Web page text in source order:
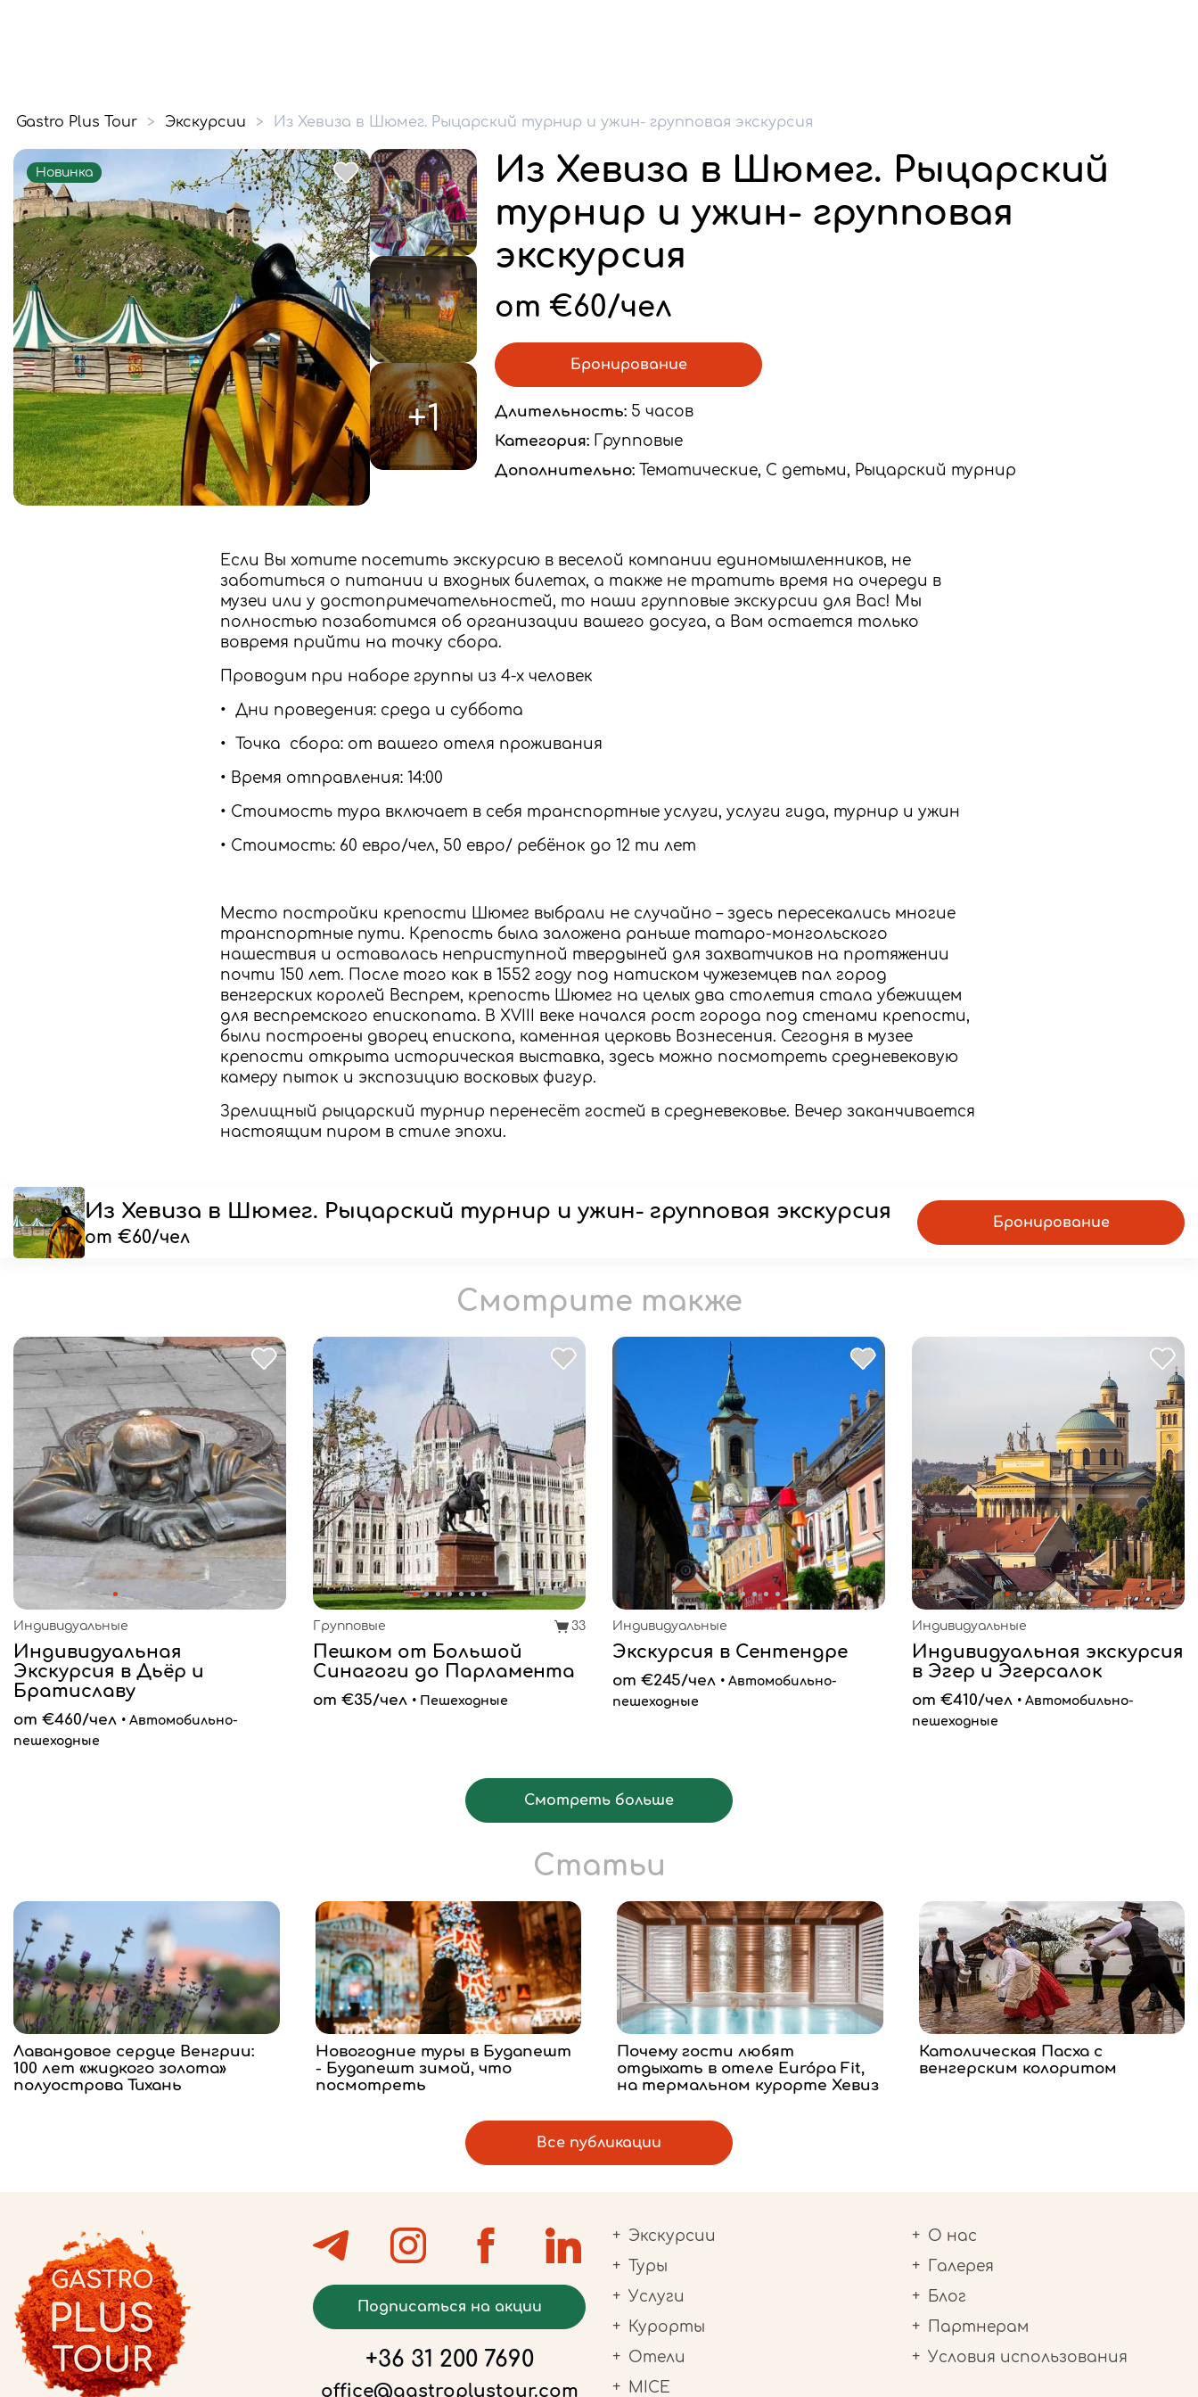
Gastro Plus Tour > Экскурсии > Из Хевиза в Шюмег. Рыцарский турнир и ужин- групповая экскурсия
Новинка
+1
Из Хевиза в Шюмег. Рыцарский
турнир и ужин- групповая
экскурсия
от €60/чел
Бронирование
Длительность: 5 часов
Категория: Групповые
Дополнительно: Тематические, С детьми, Рыцарский турнир
Если Вы хотите посетить экскурсию в веселой компании единомышленников, не
заботиться о питании и входных билетах, а также не тратить время на очереди в
музеи или у достопримечательностей, то наши групповые экскурсии для Вас! Мы
полностью позаботимся об организации вашего досуга, а Вам остается только
вовремя прийти на точку сбора.
Проводим при наборе группы из 4-х человек
• Дни проведения: среда и суббота
• Точка сбора: от вашего отеля проживания
• Время отправления: 14:00
• Стоимость тура включает в себя транспортные услуги, услуги гида, турнир и ужин
• Стоимость: 60 евро/чел, 50 евро/ ребёнок до 12 ти лет
Место постройки крепости Шюмег выбрали не случайно – здесь пересекались многие
транспортные пути. Крепость была заложена раньше татаро-монгольского
нашествия и оставалась неприступной твердыней для захватчиков на протяжении
почти 150 лет. После того как в 1552 году под натиском чужеземцев пал город
венгерских королей Веспрем, крепость Шюмег на целых два столетия стала убежищем
для веспремского епископата. В XVIII веке начался рост города под стенами крепости,
были построены дворец епископа, каменная церковь Вознесения. Сегодня в музее
крепости открыта историческая выставка, здесь можно посмотреть средневековую
камеру пыток и экспозицию восковых фигур.
Зрелищный рыцарский турнир перенесёт гостей в средневековье. Вечер заканчивается
настоящим пиром в стиле эпохи.
Из Хевиза в Шюмег. Рыцарский турнир и ужин- групповая экскурсия
от €60/чел
Бронирование
Смотрите также
Индивидуальные
Индивидуальная
Экскурсия в Дьёр и
Братиславу
от €460/чел • Автомобильно-
пешеходные
Групповые 33
Пешком от Большой
Синагоги до Парламента
от €35/чел • Пешеходные
Индивидуальные
Экскурсия в Сентендре
от €245/чел • Автомобильно-
пешеходные
Индивидуальные
Индивидуальная экскурсия
в Эгер и Эгерсалок
от €410/чел • Автомобильно-
пешеходные
Смотреть больше
Статьи
Лавандовое сердце Венгрии:
100 лет «жидкого золота»
полуострова Тихань
Новогодние туры в Будапешт
- Будапешт зимой, что
посмотреть
Почему гости любят
отдыхать в отеле Európa Fit,
на термальном курорте Хевиз
Католическая Пасха с
венгерским колоритом
Все публикации
Подписаться на акции
+36 31 200 7690
office@gastroplustour.com
Экскурсии
Туры
Услуги
Курорты
Отели
MICE
О нас
Галерея
Блог
Партнерам
Условия использования